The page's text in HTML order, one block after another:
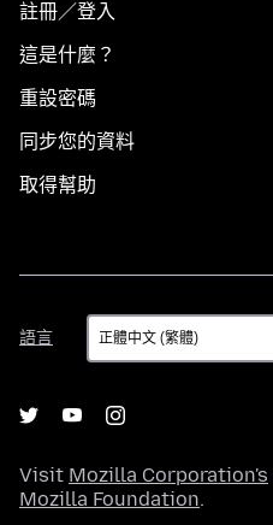
註冊／登入
這是什麼？
重設密碼
同步您的資料
取得幫助
語言
語
言
Visit Mozilla Corporation's
Mozilla Foundation.